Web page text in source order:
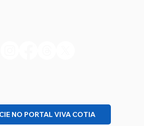
NO PORTAL VIVA COTIA